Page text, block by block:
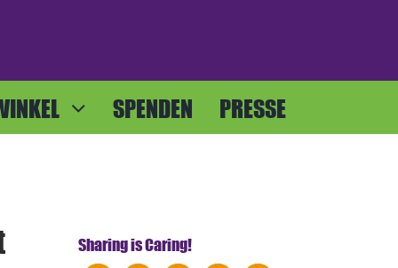
SPENDEN PRESSE
Sharing is Caring!